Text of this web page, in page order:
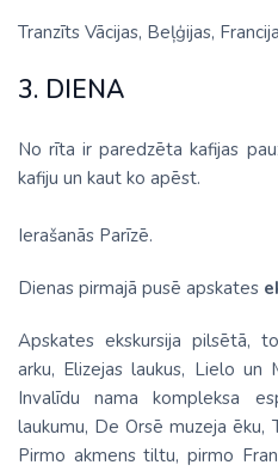
Tranzīts Vācijas, Beļģijas,
3. DIENA
No rīta ir paredzēta kafijas
kafiju un kaut ko apēst.
Ierašanās Parīzē.
Dienas pirmajā pusē apskates
Apskates ekskursija pilsētā,
arku, Elizejas laukus, Lielo
Invalīdu nama kompleksa
laukumu, De Orsē muzeja ēku,
Pirmo akmens tiltu, pirmo